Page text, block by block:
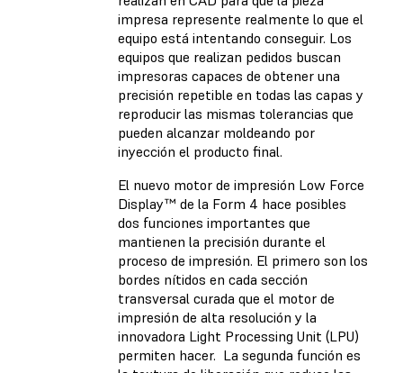
impresa represente realmente lo que el
equipo está intentando conseguir. Los
equipos que realizan pedidos buscan
impresoras capaces de obtener una
precisión repetible en todas las capas y
reproducir las mismas tolerancias que
pueden alcanzar moldeando por
inyección el producto final.
El nuevo motor de impresión Low Force
Display™ de la Form 4 hace posibles
dos funciones importantes que
mantienen la precisión durante el
proceso de impresión. El primero son los
bordes nítidos en cada sección
transversal curada que el motor de
impresión de alta resolución y la
innovadora Light Processing Unit (LPU)
permiten hacer. La segunda función es